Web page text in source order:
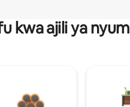
kwa ajili ya